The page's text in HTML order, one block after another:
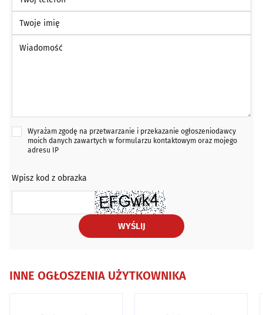
Wyrażam zgodę na przetwarzanie i przekazanie ogłoszeniodawcy
moich danych zawartych w formularzu kontaktowym oraz mojego
adresu IP
Wpisz kod z obrazka
WYŚLIJ
INNE OGŁOSZENIA UŻYTKOWNIKA